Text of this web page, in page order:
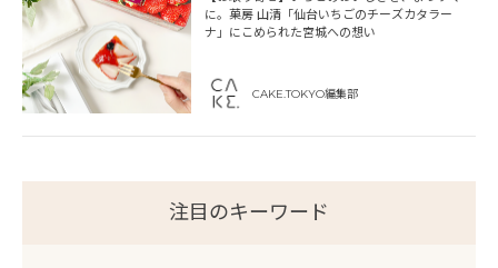
に。菓房 山清「仙台いちごのチーズカタラー
ナ」にこめられた宮城への想い
CAKE.TOKYO編集部
注目のキーワード